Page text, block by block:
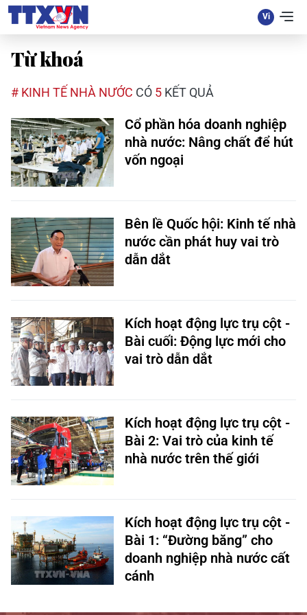
Từ khoá
# KINH TẾ NHÀ NƯỚC CÓ 5 KẾT QUẢ
Cổ phần hóa doanh nghiệp
nhà nước: Nâng chất để hút
vốn ngoại
Bên lề Quốc hội: Kinh tế nhà
nước cần phát huy vai trò
dẫn dắt
Kích hoạt động lực trụ cột -
Bài cuối: Động lực mới cho
vai trò dẫn dắt
Kích hoạt động lực trụ cột -
Bài 2: Vai trò của kinh tế
nhà nước trên thế giới
Kích hoạt động lực trụ cột -
Bài 1: “Đường băng” cho
doanh nghiệp nhà nước cất
cánh